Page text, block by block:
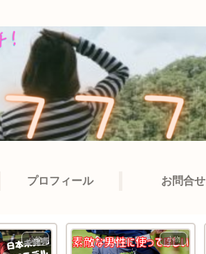
プロフィール お問合せ
小物 小物